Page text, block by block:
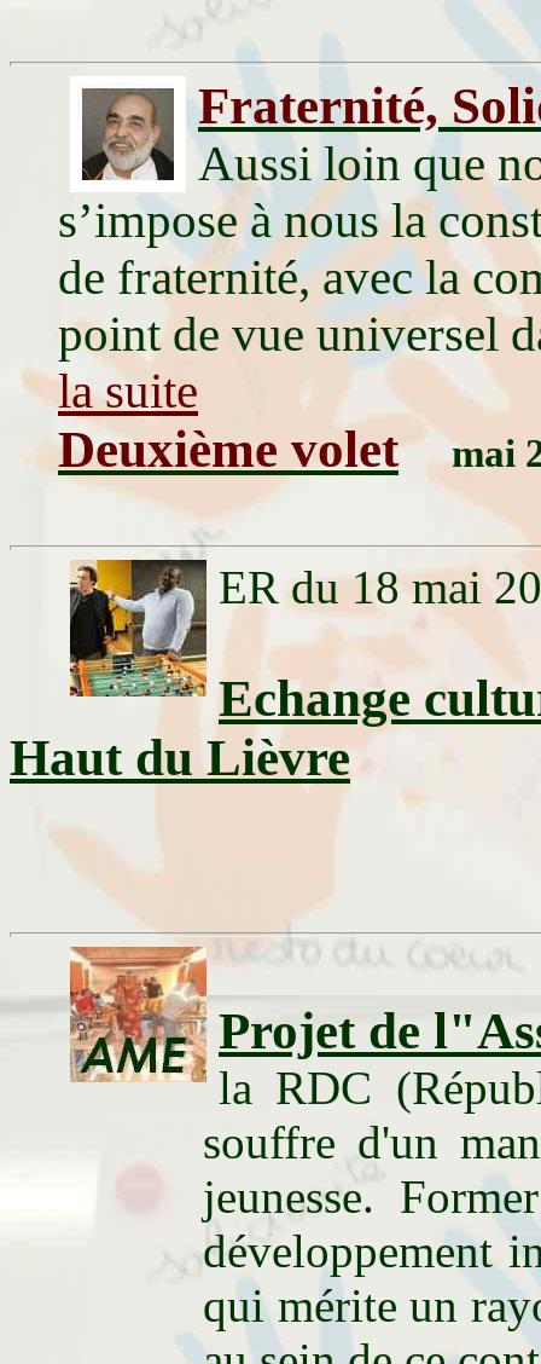
Fraternité,
Aussi loin que
s’impose à nous la
de fraternité, avec la
point de vue universel
la suite
Deuxième volet mai
ER du 18 mai
Echange
Haut du Lièvre
Projet de
la RDC
souffre d'un
jeunesse.
développement
qui mérite un